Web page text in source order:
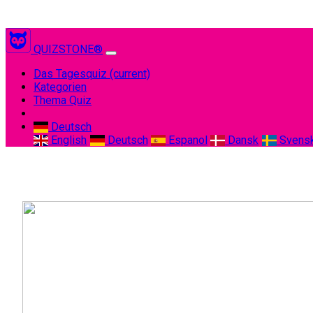
QUIZSTONE®
Das Tagesquiz (current)
Kategorien
Thema Quiz
Deutsch
English
Deutsch Espanol Dansk